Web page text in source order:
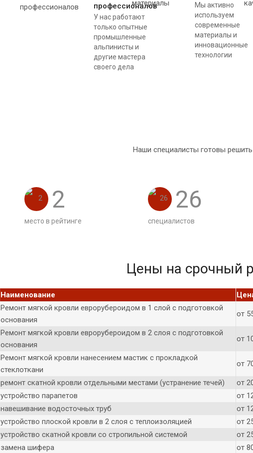
профессионалов
У нас работают
только опытные
промышленные
альпинисты и
другие мастера
своего дела
Мы активно
используем
современные
материалы и
инновационные
технологии
Наши специалисты готовы
2
место в рейтинге
26
специалистов
Цены на срочный
Наименование
Ремонт мягкой кровли еврорубероидом в 1 слой с подготовкой
основания
от
Ремонт мягкой кровли еврорубероидом в 2 слоя с подготовкой
основания
от
Ремонт мягкой кровли нанесением мастик с прокладкой
стеклоткани
от
ремонт скатной кровли отдельными местами (устранение течей)
от
устройство парапетов
от
навешивание водосточных труб
от
устройство плоской кровли в 2 слоя с теплоизоляцией
от
устройство скатной кровли со стропильной системой
от
замена шифера
от